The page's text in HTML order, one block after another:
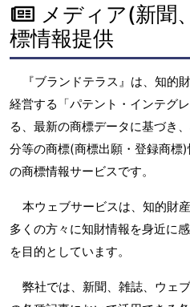
メディア(新聞
標情報提供
『ブランドテラス』は、知的
経営する「パテント・インテグ
る、最新の商標データに基づき
分等の商標(商標出願・登録商標
の商標情報サービスです。
本ウェブサービスは、知的財
多くの方々に知財情報を身近に
を目的としています。
弊社では、新聞、雑誌、ウェ